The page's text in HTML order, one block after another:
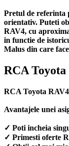
Pretul de referinta
orientativ. Puteti
RAV4, cu
in functie de
Malus din care
RCA
RCA Toyota
Avantajele unei
✓ Poti incheia
✓ Primesti oferte